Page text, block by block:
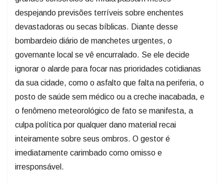
despejando previsões terríveis sobre enchentes
devastadoras ou secas bíblicas. Diante desse
bombardeio diário de manchetes urgentes, o
governante local se vê encurralado. Se ele decide
ignorar o alarde para focar nas prioridades cotidianas
da sua cidade, como o asfalto que falta na periferia, o
posto de saúde sem médico ou a creche inacabada, e
o fenômeno meteorológico de fato se manifesta, a
culpa política por qualquer dano material recai
inteiramente sobre seus ombros. O gestor é
imediatamente carimbado como omisso e
irresponsável.